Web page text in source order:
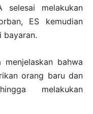
selesai melakukan
ES kemudian
bayaran.
bahwa
orang baru dan
melakukan